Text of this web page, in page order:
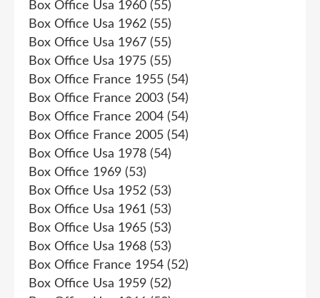
Box Office Usa 1960 (55)
Box Office Usa 1962 (55)
Box Office Usa 1967 (55)
Box Office Usa 1975 (55)
Box Office France 1955 (54)
Box Office France 2003 (54)
Box Office France 2004 (54)
Box Office France 2005 (54)
Box Office Usa 1978 (54)
Box Office 1969 (53)
Box Office Usa 1952 (53)
Box Office Usa 1961 (53)
Box Office Usa 1965 (53)
Box Office Usa 1968 (53)
Box Office France 1954 (52)
Box Office Usa 1959 (52)